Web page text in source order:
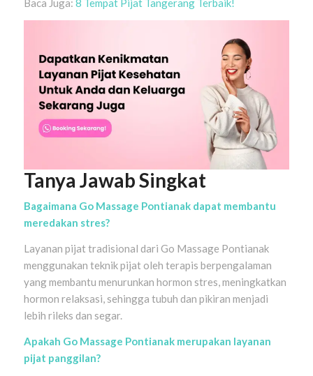
Baca Juga: 8 Tempat Pijat Tangerang Terbaik!
Tanya Jawab Singkat
Bagaimana Go Massage Pontianak dapat membantu
meredakan stres?
Layanan pijat tradisional dari Go Massage Pontianak
menggunakan teknik pijat oleh terapis berpengalaman
yang membantu menurunkan hormon stres, meningkatkan
hormon relaksasi, sehingga tubuh dan pikiran menjadi
lebih rileks dan segar.
Apakah Go Massage Pontianak merupakan layanan
pijat panggilan?